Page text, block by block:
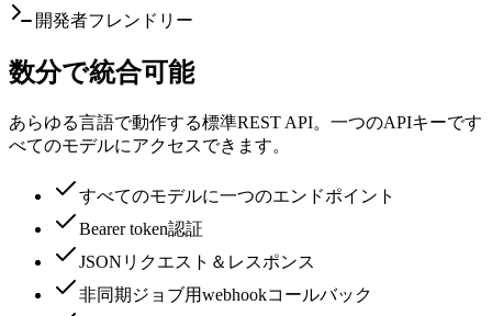
開発者フレンドリー
数分で統合可能
あらゆる言語で動作する標準REST API。一つのAPIキーです
べてのモデルにアクセスできます。
すべてのモデルに一つのエンドポイント
Bearer token認証
JSONリクエスト＆レスポンス
非同期ジョブ用webhookコールバック